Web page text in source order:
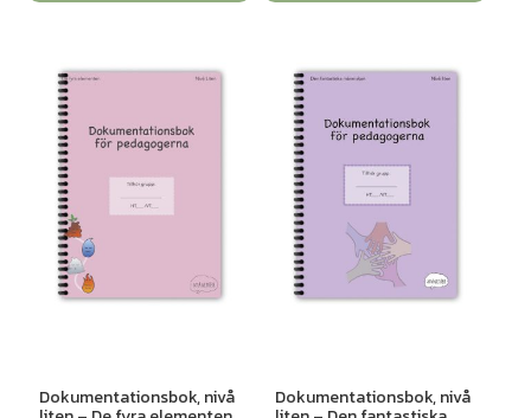
Dokumentationsbok, nivå Dokumentationsbok, nivå